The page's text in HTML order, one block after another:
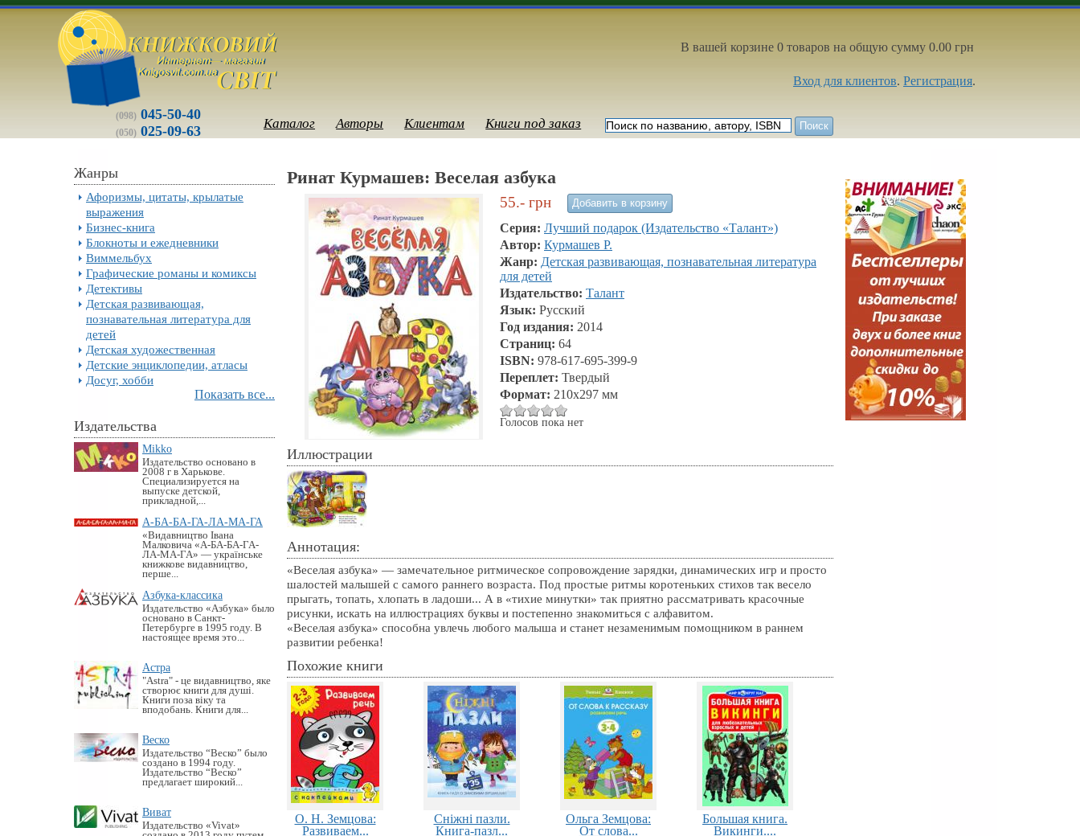
Вход для клиентов. Регистрация.
(098) 045-50-40
(050) 025-09-63
В вашей корзине 0 товаров на общую сумму 0.00 грн
Каталог Авторы Клиентам Книги под заказ
Жанры
Афоризмы, цитаты, крылатые
выражения
Бизнес-книга
Блокноты и ежедневники
Виммельбух
Графические романы и комиксы
Детективы
Детская развивающая,
познавательная литература для
детей
Детская художественная
Детские энциклопедии, атласы
Досуг, хобби
Показать все...
Издательства
Mikko
Издательство основано в
2008 г в Харькове.
Специализируется на
выпуске детской,
прикладной,...
А-БА-БА-ГА-ЛА-МА-ГА
«Видавництво Івана
Малковича «А-БА-БА-ГА-
ЛА-МА-ГА» — українське
книжкове видавництво,
перше...
Азбука-классика
Издательство «Азбука» было
основано в Санкт-
Петербурге в 1995 году. В
настоящее время это...
Астра
"Astra" - це видавництво, яке
створює книги для душі.
Книги поза віку та
вподобань. Книги для...
Веско
Издательство “Веско” было
создано в 1994 году.
Издательство “Веско”
предлагает широкий...
Виват
Издательство «Vivat»
Ринат Курмашев: Веселая азбука
55.- грн
Серия: Лучший подарок (Издательство «Талант»)
Автор: Курмашев Р.
Жанр: Детская развивающая, познавательная литература
для детей
Издательство: Талант
Язык: Русский
Год издания: 2014
Страниц: 64
ISBN: 978-617-695-399-9
Переплет: Твердый
Формат: 210х297 мм
Голосов пока нет
Иллюстрации
Аннотация:
«Веселая азбука» — замечательное ритмическое сопровождение зарядки, динамических игр и просто
шалостей малышей с самого раннего возраста. Под простые ритмы коротеньких стихов так весело
прыгать, топать, хлопать в ладоши... А в «тихие минутки» так приятно рассматривать красочные
рисунки, искать на иллюстрациях буквы и постепенно знакомиться с алфавитом.
«Веселая азбука» способна увлечь любого малыша и станет незаменимым помощником в раннем
развитии ребенка!
Похожие книги
О. Н. Земцова:
Развиваем...
Сніжні пазли.
Книга-пазл...
Ольга Земцова:
От слова...
Большая книга.
Викинги....